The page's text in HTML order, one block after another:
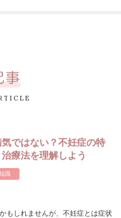
ではない？不妊症の特
療法を理解しよう
識
もしれませんが、不妊症とは症状